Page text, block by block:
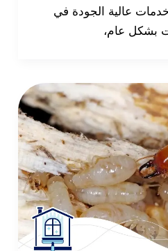
عالية الجودة في
بشكل عام،